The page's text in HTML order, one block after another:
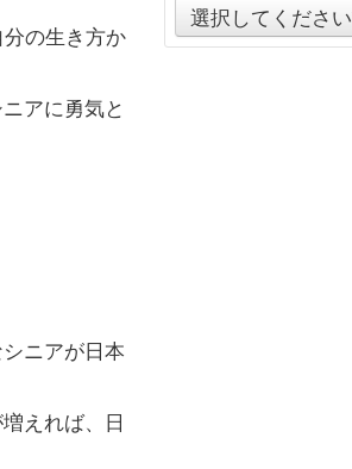
の生き方か
アに勇気と
ニアが日本
えれば、日
選択してください